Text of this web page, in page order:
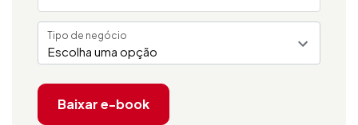
Escolha uma opção
Tipo de negócio
Baixar e-book